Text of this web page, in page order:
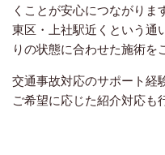
くことが安心につながりま
東区・上社駅近くという通
りの状態に合わせた施術を
交通事故対応のサポート経
ご希望に応じた紹介対応も